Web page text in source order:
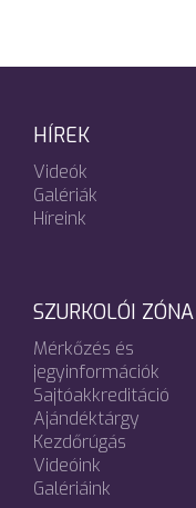
HÍREK
Videók
Galériák
Híreink
SZURKOLÓI ZÓNA
Mérkőzés és
jegyinformációk
Sajtóakkreditáció
Ajándéktárgy
Kezdőrúgás
Videóink
Galériáink